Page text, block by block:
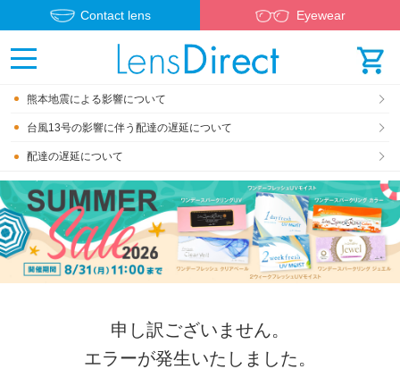
Contact lens Eyewear
熊本地震による影響について
台風13号の影響に伴う配達の遅延について
配達の遅延について
申し訳ございません。
エラーが発生いたしました。